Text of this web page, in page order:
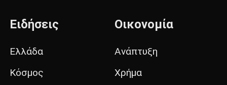
Ειδήσεις
Ελλάδα
Κόσμος
Οικονομία
Ανάπτυξη
Χρήμα